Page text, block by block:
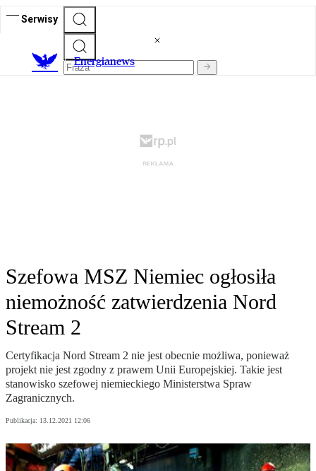
Serwisy
Energianews
Szefowa MSZ Niemiec ogłosiła
niemożność zatwierdzenia Nord
Stream 2
Certyfikacja Nord Stream 2 nie jest obecnie możliwa, ponieważ
projekt nie jest zgodny z prawem Unii Europejskiej. Takie jest
stanowisko szefowej niemieckiego Ministerstwa Spraw
Zagranicznych.
Publikacja: 13.12.2021 12:06